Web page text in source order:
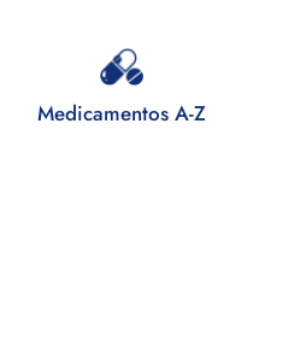
Medicamentos A-Z